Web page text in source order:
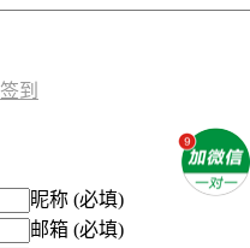
签到
昵称 (必填)
邮箱 (必填)